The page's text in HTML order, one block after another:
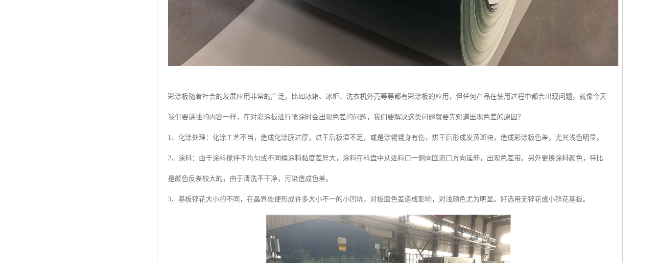
彩涂板随着社会的发展应用非常的广泛，比如冰箱、冰柜、洗衣机外壳等等都有彩涂板的应用，但任何产品在使用过程中都会出现问题，就像今天
我们要讲述的内容一样，在对彩涂板进行喷涂时会出现色差的问题，我们要解决这类问题就要先知道出现色差的原因？
1、化涂处理：化涂工艺不当，造成化涂膜过厚，烘干后板温不足，或是涂辊辊身有伤，烘干后形成发黄斑块，造成彩涂板色差，尤其浅色明显。
2、涂料：由于涂料搅拌不均匀或不同桶涂料黏度差异大，涂料在料盘中从进料口一侧向回流口方向延伸，出现色差带。另外更换涂料颜色，特比
是颜色反差较大的，由于清洗不干净，污染造成色差。
3、基板锌花大小的不同，在晶界处便形成许多大小不一的小凹坑，对板面色差造成影响，对浅颜色尤为明显。好选用无锌花或小锌花基板。